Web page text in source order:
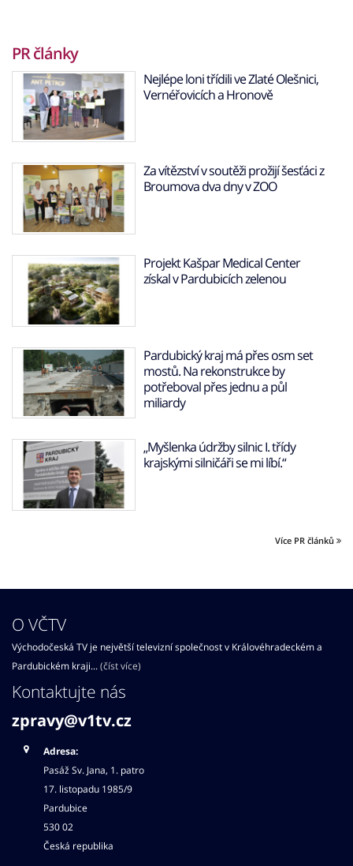
PR články
Nejlépe loni třídili ve Zlaté Olešnici,
Vernéřovicích a Hronově
Za vítězství v soutěži prožijí šesťáci z
Broumova dva dny v ZOO
Projekt Kašpar Medical Center
získal v Pardubicích zelenou
Pardubický kraj má přes osm set
mostů. Na rekonstrukce by
potřeboval přes jednu a půl
miliardy
„Myšlenka údržby silnic I. třídy
krajskými silničáři se mi líbí.“
Více PR článků
O VČTV
Východočeská TV je největší televizní společnost v Královéhradeckém a
Pardubickém kraji... (číst více)
Kontaktujte nás
zpravy@v1tv.cz
Adresa:
Pasáž Sv. Jana, 1. patro
17. listopadu 1985/9
Pardubice
530 02
Česká republika